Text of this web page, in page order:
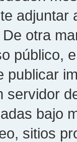
otra
público,
publicar
servidor
bajo
sitios